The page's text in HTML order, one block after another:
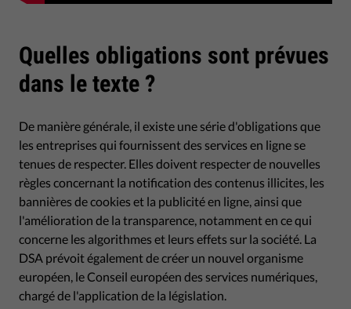
Quelles obligations sont prévues
dans le texte ?
De manière générale, il existe une série d'obligations que
les entreprises qui fournissent des services en ligne se
tenues de respecter. Elles doivent respecter de nouvelles
règles concernant la notification des contenus illicites, les
bannières de cookies et la publicité en ligne, ainsi que
l'amélioration de la transparence, notamment en ce qui
concerne les algorithmes et leurs effets sur la société. La
DSA prévoit également de créer un nouvel organisme
européen, le Conseil européen des services numériques,
chargé de l'application de la législation.